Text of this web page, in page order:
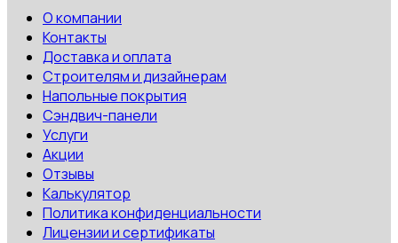
О компании
Контакты
Доставка и оплата
Строителям и дизайнерам
Напольные покрытия
Сэндвич-панели
Услуги
Акции
Отзывы
Калькулятор
Политика конфиденциальности
Лицензии и сертификаты